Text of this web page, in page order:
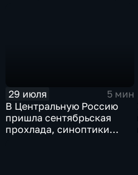
29 июля
5 мин
В Центральную Россию
пришла сентябрьская
прохлада, синоптики